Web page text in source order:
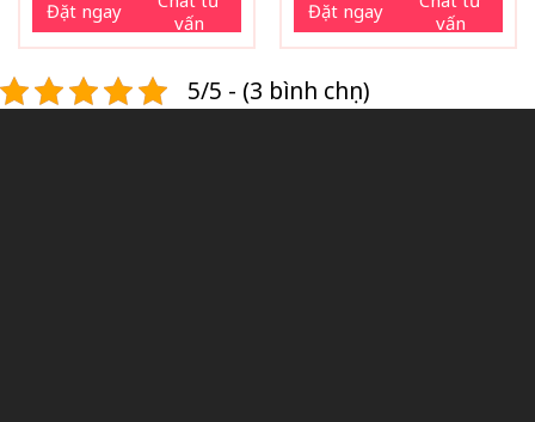
Đặt ngay
vấn
Đặt ngay
vấn
5/5 - (3 bình chọn)